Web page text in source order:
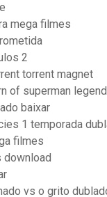
mega filmes
2
torrent magnet
of superman
baixar
1 temporada
filmes
vs o grito